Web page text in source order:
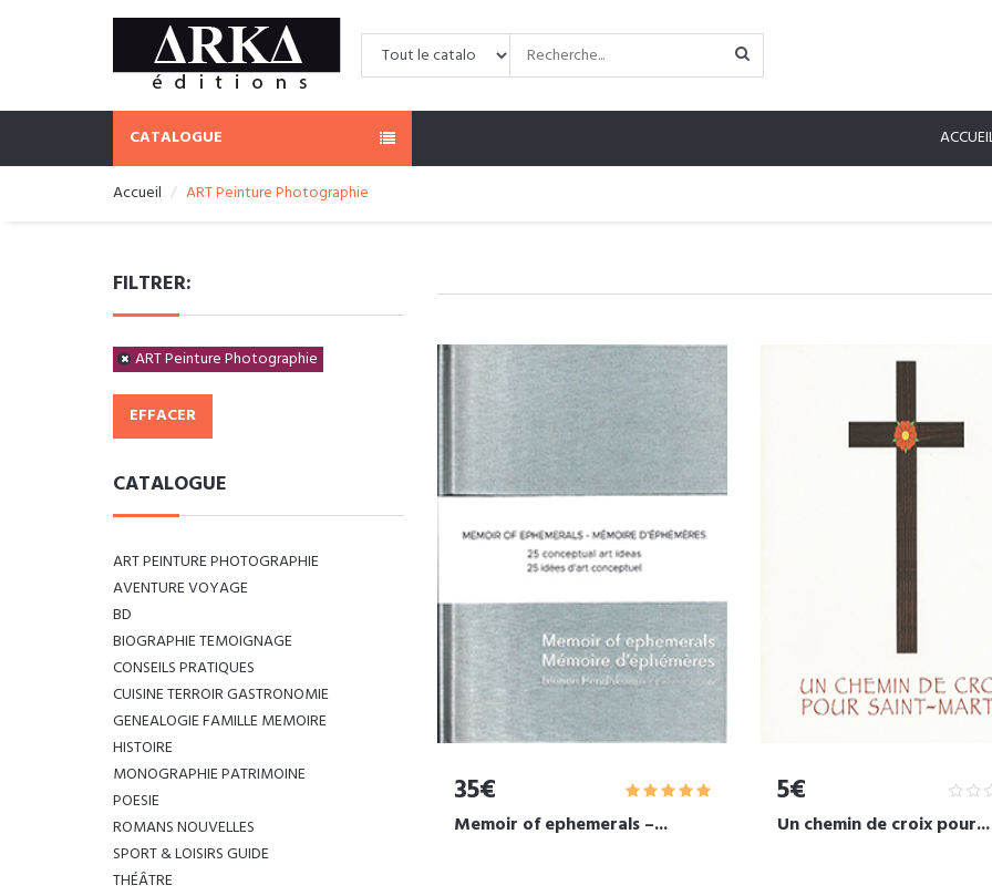
CATALOGUE
Accueil ART Peinture Photographie
FILTRER:
ART Peinture Photographie
EFFACER
CATALOGUE
ART PEINTURE PHOTOGRAPHIE
AVENTURE VOYAGE
BD
BIOGRAPHIE TEMOIGNAGE
CONSEILS PRATIQUES
CUISINE TERROIR GASTRONOMIE
GENEALOGIE FAMILLE MEMOIRE
HISTOIRE
MONOGRAPHIE PATRIMOINE
POESIE
ROMANS NOUVELLES
SPORT & LOISIRS GUIDE
THÉÂTRE
35€
Memoir of ephemerals –...
5€
Un chemin de croix pour...